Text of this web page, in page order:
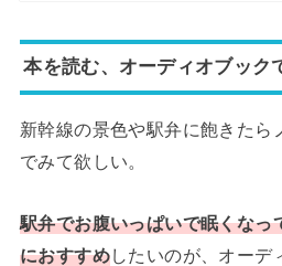
本を読む、オーディオブック
新幹線の景色や駅弁に飽きたら
でみて欲しい。
駅弁でお腹いっぱいで眠くなっ
におすすめしたいのが、オーデ